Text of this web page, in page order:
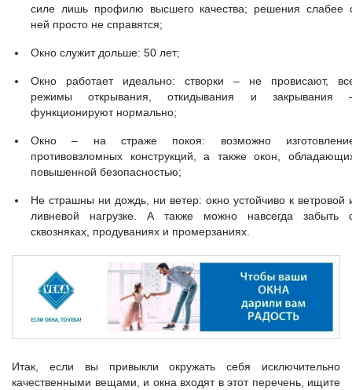
силе лишь профилю высшего качества; решения слабее
ней просто не справятся;
Окно служит дольше: 50 лет;
Окно работает идеально: створки – не провисают,
режимы открывания, откидывания и закрывания
функционируют нормально;
Окно – на страже покоя: возможно
противовзломных конструкций, а также окон,
повышенной безопасностью;
Не страшны ни дождь, ни ветер: окно устойчиво к ветровой
ливневой нагрузке. А также можно навсегда забыть
сквозняках, продуваниях и промерзаниях.
Итак, если вы привыкли окружать себя исключительно
качественными вещами, и окна входят в этот перечень, ищите